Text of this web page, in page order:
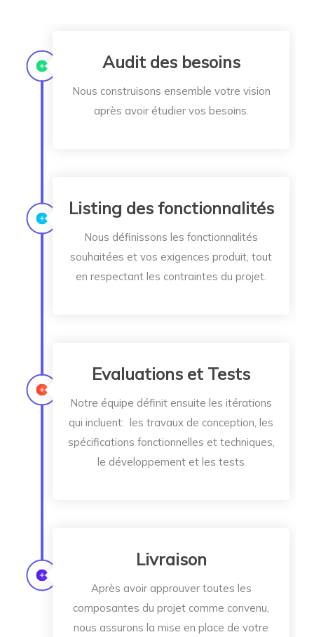
Audit des besoins
Nous construisons ensemble votre vision
après avoir étudier vos besoins.
Listing des fonctionnalités
Nous définissons les fonctionnalités
souhaitées et vos exigences produit, tout
en respectant les contraintes du projet.
Evaluations et Tests
Notre équipe définit ensuite les itérations
qui incluent: les travaux de conception, les
spécifications fonctionnelles et techniques,
le développement et les tests
Livraison
Après avoir approuver toutes les
composantes du projet comme convenu,
nous assurons la mise en place de votre